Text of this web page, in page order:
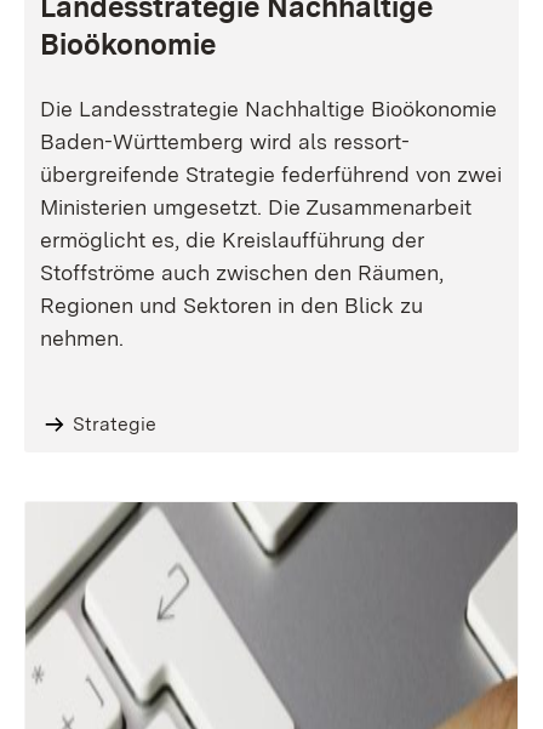
Bioökonomie
Die Landesstrategie Nachhaltige Bioökonomie
Baden-Württemberg wird als ressort-
übergreifende Strategie federführend von zwei
Ministerien umgesetzt. Die Zusammenarbeit
ermöglicht es, die Kreislaufführung der
Stoffströme auch zwischen den Räumen,
Regionen und Sektoren in den Blick zu
nehmen.
Strategie